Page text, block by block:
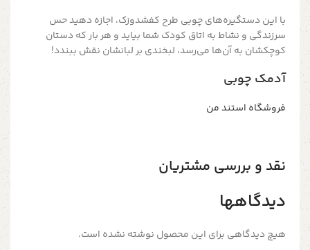
با این دستگیره‌های چوبی طرح کفشدوزک، اجازه دهید حس
سرزندگی و نشاط به اتاق کودک شما بیاید و هر بار که دستان
کوچکشان به آن‌ها می‌رسد، لبخندی بر لبانشان نقش ببندد!
آدمک چوبی
فروشگاه استند من
نقد و بررسی مشتریان
دیدگاهها
هیچ دیدگاهی برای این محصول نوشته نشده است.